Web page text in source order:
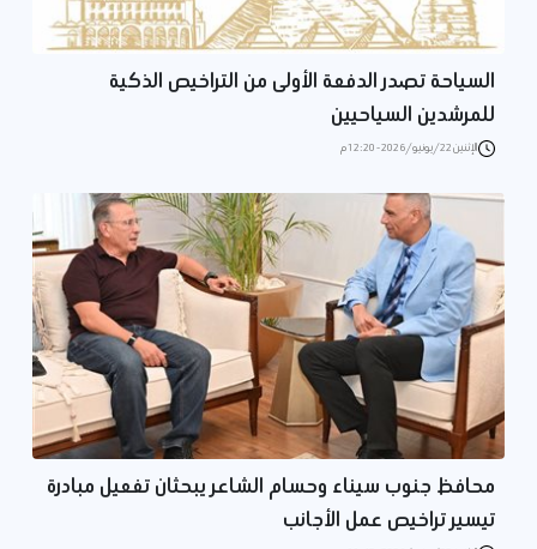
السياحة تصدر الدفعة الأولى من التراخيص الذكية
للمرشدين السياحيين
الإثنين 22/يونيو/2026 - 12:20 م
محافظ جنوب سيناء وحسام الشاعر يبحثان تفعيل مبادرة
تيسير تراخيص عمل الأجانب